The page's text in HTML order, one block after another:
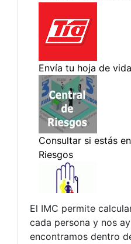
El IMC permite
cada persona y nos
encontramos dentro